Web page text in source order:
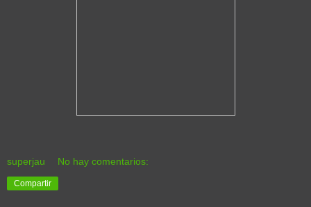
superjau No hay comentarios:
Compartir